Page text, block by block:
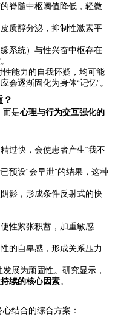
脊髓中枢阈值降低，轻微
质醇分泌，抑制性激素平
系统）与性兴奋中枢存在
能力的自我怀疑，均可能
会逐渐固化为身体“记忆”。
而是心理与行为交互强化的
过快，会使患者产生“我不
预设“会早泄”的结果，这种
影，形成条件反射式的快
性紧张积蓄，加重敏感
的自卑感，形成关系压力
展为顽固性。研究显示，
续的核心因素。
结合的综合方案：